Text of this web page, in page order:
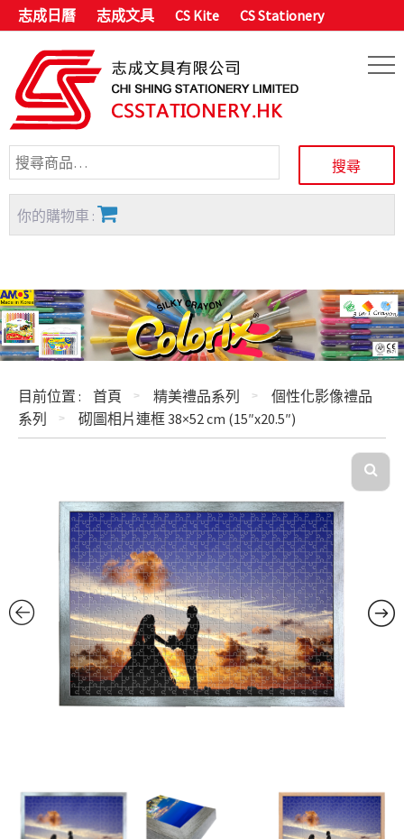
志成日曆 志成文具 CS Kite CS Stationery
你的購物車 :
目前位置 : 首頁 精美禮品系列
個性化影像禮品
系列
砌圖相片連框 38×52 cm (15″x20.5″)